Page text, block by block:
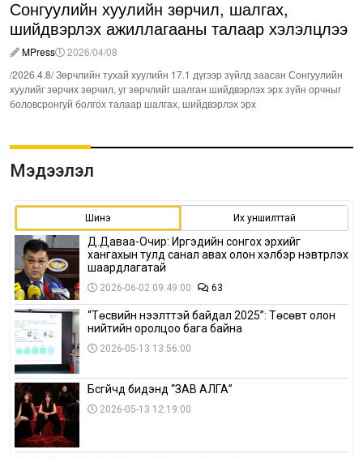
Сонгуулийн хуулийн зөрчил, шалгах,
шийдвэрлэх ажиллагааны талаар хэлэлцлээ
MPress
2026/04/08
/2026.4.8/ Зөрчлийн тухай хуулийн 17.1 дүгээр зүйлд заасан Сонгуулийн
хуулийг зөрчих зөрчил, уг зөрчлийг шалган шийдвэрлэх эрх зүйн орчныг
боловсронгуй болгох талаар шалгах, шийдвэрлэх эрх
Мэдээлэл
Шинэ Их уншилттай
Д.Даваа-Очир: Иргэдийн сонгох эрхийг
хангахын тулд санал авах олон хэлбэр нэвтрүүлэх
шаардлагатай
2026-06-02 09:49:00 63
“Төсвийн нээлттэй байдал 2025”: Төсөвт олон
нийтийн оролцоо бага байна
2026-05-13 13:56:00
Бүсгүйчүүд бидэнд “ЗАВ АЛГА”
2026-05-13 12:19:00